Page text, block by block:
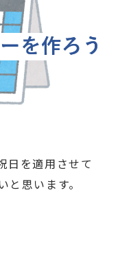
日を適用させて
思います。